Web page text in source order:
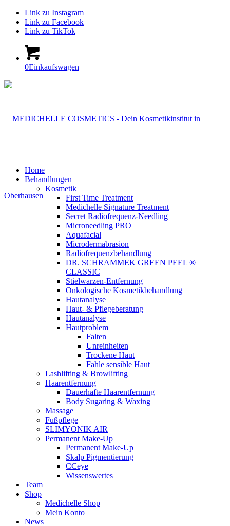
Link zu Instagram
Link zu Facebook
Link zu TikTok
0Einkaufswagen
Home
Behandlungen
Kosmetik
First Time Treatment
Medichelle Signature Treatment
Secret Radiofrequenz-Needling
Microneedling PRO
Aquafacial
Microdermabrasion
Radiofrequenzbehandlung
DR. SCHRAMMEK GREEN PEEL ®
CLASSIC
Stielwarzen-Entfernung
Onkologische Kosmetikbehandlung
Hautanalyse
Haut- & Pflegeberatung
Hautanalyse
Hautproblem
Falten
Unreinheiten
Trockene Haut
Fahle sensible Haut
Lashlifting & Browlifting
Haarentfernung
Dauerhafte Haarentfernung
Body Sugaring & Waxing
Massage
Fußpflege
SLIMYONIK AIR
Permanent Make-Up
Permanent Make-Up
Skalp Pigmentierung
CCeye
Wissenswertes
Team
Shop
Medichelle Shop
Mein Konto
News